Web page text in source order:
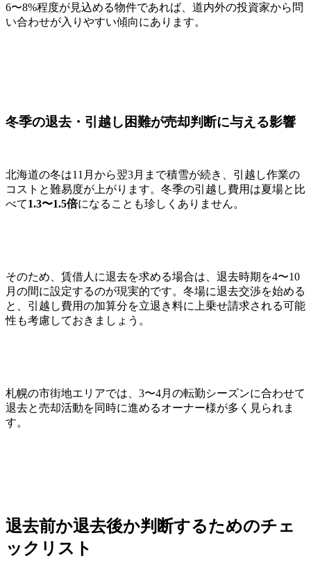
6〜8%程度が見込める物件であれば、道内外の投資家から問
い合わせが入りやすい傾向にあります。
冬季の退去・引越し困難が売却判断に与える影響
北海道の冬は11月から翌3月まで積雪が続き、引越し作業の
コストと難易度が上がります。冬季の引越し費用は夏場と比
べて1.3〜1.5倍になることも珍しくありません。
そのため、賃借人に退去を求める場合は、退去時期を4〜10
月の間に設定するのが現実的です。冬場に退去交渉を始める
と、引越し費用の加算分を立退き料に上乗せ請求される可能
性も考慮しておきましょう。
札幌の市街地エリアでは、3〜4月の転勤シーズンに合わせて
退去と売却活動を同時に進めるオーナー様が多く見られま
す。
退去前か退去後か判断するためのチェ
ックリスト